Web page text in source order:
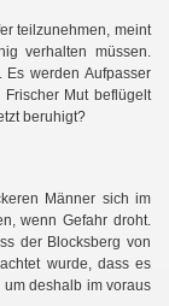
teilzunehmen, meint
verhalten müssen.
Es werden Aufpasser
Mut beflügelt
beruhigt?
Männer sich im
wenn Gefahr droht.
der Blocksberg von
wurde, dass es
deshalb im voraus